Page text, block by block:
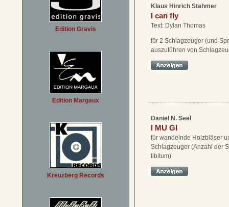
Edition Gravis
Edition Margaux
Kreuzberg Records
Klaus Hinrich Stahmer
I can fly
Text: Dylan Thomas
für 2 Schlagzeuger (und
auszuführen von
Daniel N. Seel
I MU GI
für wandelnde Holzbläser
Schlagzeuger (Anzahl der
libitum)